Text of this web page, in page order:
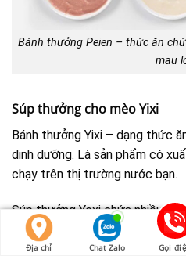
Bánh thưởng Peien – thức ăn
mau
Súp thưởng cho mèo Yixi
Bánh thưởng Yixi – dạng thức
dinh dưỡng. Là sản phẩm có
chạy trên thị trường nước bạn.
Súp thưởng Yexi chứa nhiều
vitamin, khoáng chất,…sau bữa
toàn diện.
Địa chỉ Chat Zalo Gọi